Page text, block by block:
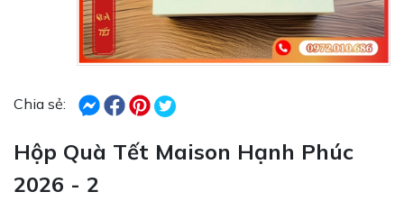
Chia sẻ:
Hộp Quà Tết Maison Hạnh Phúc
2026 - 2